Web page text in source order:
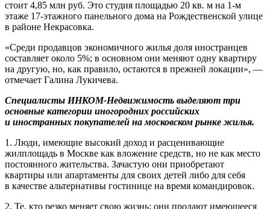
стоит 4,85 млн руб. Это студия площадью 20 кв. м на 1-м
этаже 17-этажного панельного дома на Рождественской улице
в районе Некрасовка.
«Среди продавцов экономичного жилья доля иностранцев
составляет около 5%; в основном они меняют одну квартиру
на другую, но, как правило, остаются в прежней локации», —
отмечает Галина Лукичева.
Специалисты ИНКОМ-Недвижимость выделяют три
основные категории иногородних российских
и иностранных покупателей на московском рынке жилья.
1. Люди, имеющие высокий доход и расценивающие
жилплощадь в Москве как вложение средств, но не как место
постоянного жительства. Зачастую они приобретают
квартиры или апартаменты для своих детей либо для себя
в качестве альтернативы гостинице на время командировок.
2. Те, кто резко меняет свою жизнь: они продают имеющееся